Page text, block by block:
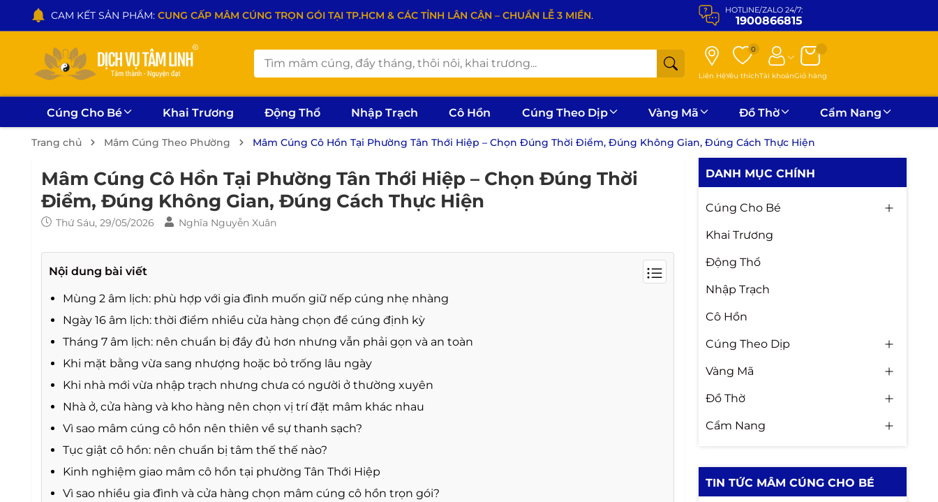
CAM KẾT SẢN PHẨM: CUNG CẤP MÂM CÚNG TRỌN GÓI TẠI TP.HCM & CÁC TỈNH LÂN CẬN – CHUẨN LỄ 3 MIỀN. HOTLINE/ZALO 24/7:
1900866815
Liên Hệ
0
Yêu thíchTài khoảnGiỏ hàng
Cúng Cho Bé Khai Trương Động Thổ Nhập Trạch Cô Hồn Cúng Theo Dịp Vàng Mã Đồ Thờ Cẩm Nang
Trang chủ Mâm Cúng Theo Phường Mâm Cúng Cô Hồn Tại Phường Tân Thới Hiệp – Chọn Đúng Thời Điểm, Đúng Không Gian, Đúng Cách Thực Hiện
Mâm Cúng Cô Hồn Tại Phường Tân Thới Hiệp – Chọn Đúng Thời
Điểm, Đúng Không Gian, Đúng Cách Thực Hiện
Thứ Sáu, 29/05/2026 Nghĩa Nguyễn Xuân
Nội dung bài viết
Mùng 2 âm lịch: phù hợp với gia đình muốn giữ nếp cúng nhẹ nhàng
Ngày 16 âm lịch: thời điểm nhiều cửa hàng chọn để cúng định kỳ
Tháng 7 âm lịch: nên chuẩn bị đầy đủ hơn nhưng vẫn phải gọn và an toàn
Khi mặt bằng vừa sang nhượng hoặc bỏ trống lâu ngày
Khi nhà mới vừa nhập trạch nhưng chưa có người ở thường xuyên
Nhà ở, cửa hàng và kho hàng nên chọn vị trí đặt mâm khác nhau
Vì sao mâm cúng cô hồn nên thiên về sự thanh sạch?
Tục giật cô hồn: nên chuẩn bị tâm thế thế nào?
Kinh nghiệm giao mâm cô hồn tại phường Tân Thới Hiệp
Vì sao nhiều gia đình và cửa hàng chọn mâm cúng cô hồn trọn gói?
DANH MỤC CHÍNH
Cúng Cho Bé
Khai Trương
Động Thổ
Nhập Trạch
Cô Hồn
Cúng Theo Dịp
Vàng Mã
Đồ Thờ
Cẩm Nang
TIN TỨC MÂM CÚNG CHO BÉ